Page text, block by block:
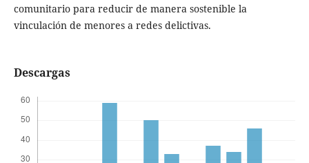
comunitario para reducir de manera sostenible la
vinculación de menores a redes delictivas.
Descargas